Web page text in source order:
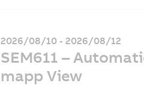
2026/08/10 - 2026/08/12
SEM611 –
mapp View